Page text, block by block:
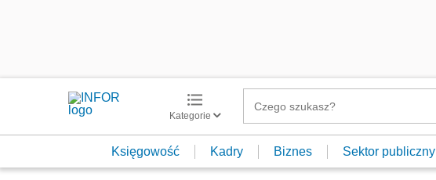
Kategorie
Księgowość Kadry Biznes Sektor publiczny